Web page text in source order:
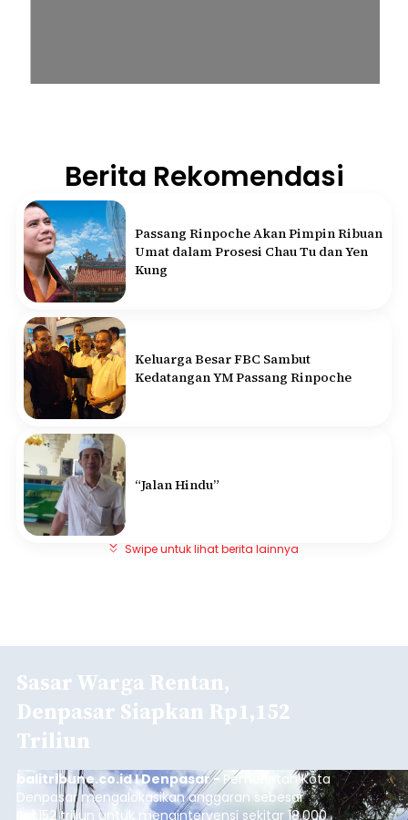
Berita Rekomendasi
Passang Rinpoche Akan Pimpin Ribuan
Umat dalam Prosesi Chau Tu dan Yen
Kung
Keluarga Besar FBC Sambut
Kedatangan YM Passang Rinpoche
“Jalan Hindu”
Swipe untuk lihat berita lainnya
Sasar Warga Rentan,
Denpasar Siapkan Rp1,152
Triliun
balitribune.co.id I Denpasar - Pemerintah Kota
Denpasar mengalokasikan anggaran sebesar
Rp1,152 triliun untuk mengintervensi sekitar 18.000